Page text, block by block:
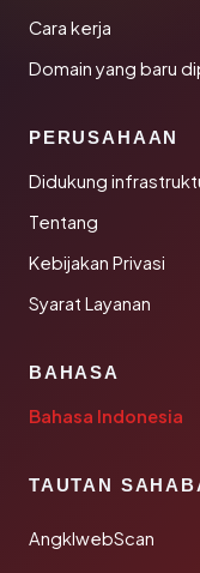
Cara kerja
Domain yang baru
PERUSAHAAN
Didukung
Tentang
Kebijakan Privasi
Syarat Layanan
BAHASA
Bahasa Indonesia
TAUTAN
AngklwebScan